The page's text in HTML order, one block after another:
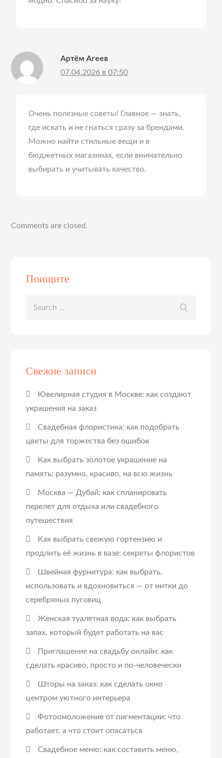
Артём Агеев
07.04.2026 в 07:50
Очень полезные советы! Главное — знать,
где искать и не гнаться сразу за брендами.
Можно найти стильные вещи и в
бюджетных магазинах, если внимательно
выбирать и учитывать качество.
Comments are closed.
Поищите
Свежие записи
Ювелирная студия в Москве: как создают
украшения на заказ
Свадебная флористика: как подобрать
цветы для торжества без ошибок
Как выбрать золотое украшение на
память: разумно, красиво, на всю жизнь
Москва — Дубай: как спланировать
перелет для отдыха или свадебного
путешествия
Как выбрать свежую гортензию и
продлить её жизнь в вазе: секреты флористов
Швейная фурнитура: как выбрать,
использовать и вдохновиться — от нитки до
серебряных пуговиц
Женская туалетная вода: как выбрать
запах, который будет работать на вас
Приглашение на свадьбу онлайн: как
сделать красиво, просто и по-человечески
Шторы на заказ: как сделать окно
центром уютного интерьера
Фотоомоложение от пигментации: что
работает, а что стоит опасаться
Свадебное меню: как составить меню,